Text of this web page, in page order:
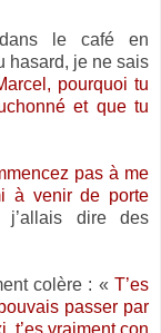
le café en
hasard, je ne sais
pourquoi tu
et que tu
pas à me
à venir de porte
dire des
colère : « T’es
passer par
t’es vraiment con